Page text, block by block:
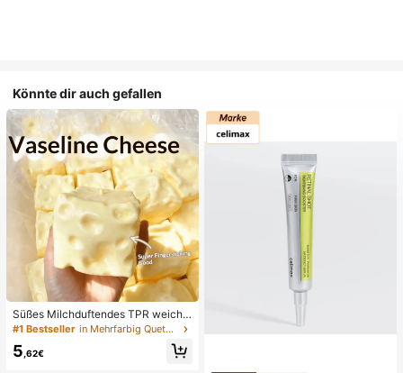
Könnte dir auch gefallen
Süßes Milchduftendes TPR weiche
s quetschbares Dumpling-förmiges
Stressabbau-Spielzeug, 5cm niedli
ches lustiges Quetsch-Stressabbau
#1 Bestseller in Mehrfarbig Quetschspielzeug für Teenager
5 ,62€